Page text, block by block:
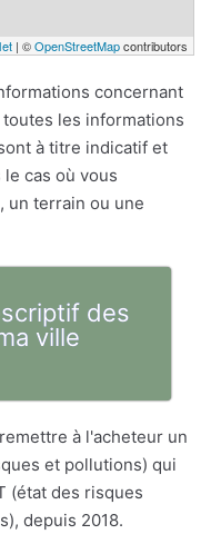
| ©OpenStreetMapcontributors
concernant
toutes les informations
à titre indicatif et
cas où vous
un terrain ou une
des
ville
à l'acheteur un
et pollutions) qui
(état des risques
depuis 2018.